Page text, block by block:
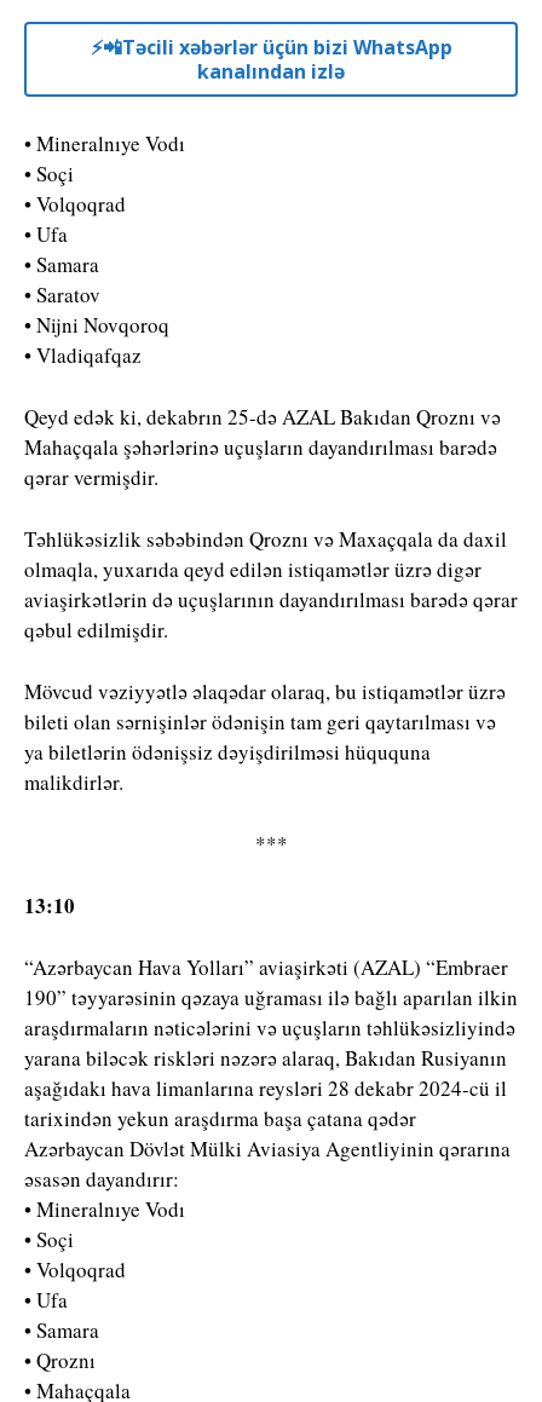
⚡️📲Təcili xəbərlər üçün bizi WhatsApp
kanalından izlə
• Mineralnıye Vodı
• Soçi
• Volqoqrad
• Ufa
• Samara
• Saratov
• Nijni Novqoroq
• Vladiqafqaz
Qeyd edək ki, dekabrın 25-də AZAL Bakıdan Qroznı və
Mahaçqala şəhərlərinə uçuşların dayandırılması barədə
qərar vermişdir.
Təhlükəsizlik səbəbindən Qroznı və Maxaçqala da daxil
olmaqla, yuxarıda qeyd edilən istiqamətlər üzrə digər
aviaşirkətlərin də uçuşlarının dayandırılması barədə qərar
qəbul edilmişdir.
Mövcud vəziyyətlə əlaqədar olaraq, bu istiqamətlər üzrə
bileti olan sərnişinlər ödənişin tam geri qaytarılması və
ya biletlərin ödənişsiz dəyişdirilməsi hüququna
malikdirlər.
***
13:10
“Azərbaycan Hava Yolları” aviaşirkəti (AZAL) “Embraer
190” təyyarəsinin qəzaya uğraması ilə bağlı aparılan ilkin
araşdırmaların nəticələrini və uçuşların təhlükəsizliyində
yarana biləcək riskləri nəzərə alaraq, Bakıdan Rusiyanın
aşağıdakı hava limanlarına reysləri 28 dekabr 2024-cü il
tarixindən yekun araşdırma başa çatana qədər
Azərbaycan Dövlət Mülki Aviasiya Agentliyinin qərarına
əsasən dayandırır:
• Mineralnıye Vodı
• Soçi
• Volqoqrad
• Ufa
• Samara
• Qroznı
• Mahaçqala